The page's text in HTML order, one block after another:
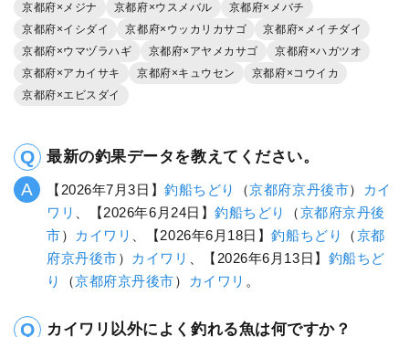
京都府×メジナ
京都府×ウスメバル
京都府×メバチ
京都府×イシダイ
京都府×ウッカリカサゴ
京都府×メイチダイ
京都府×ウマヅラハギ
京都府×アヤメカサゴ
京都府×ハガツオ
京都府×アカイサキ
京都府×キュウセン
京都府×コウイカ
京都府×エビスダイ
最新の釣果データを教えてください。
【2026年7月3日】釣船ちどり （京都府京丹後市）
カイ
ワリ
、【2026年6月24日】釣船ちどり （京都府京丹後
市） カイワリ 、【2026年6月18日】釣船ちどり （京都
府京丹後市） カイワリ 、【2026年6月13日】 釣船ちど
り
（京都府京丹後市） カイワリ 。
カイワリ以外によく釣れる魚は何ですか？